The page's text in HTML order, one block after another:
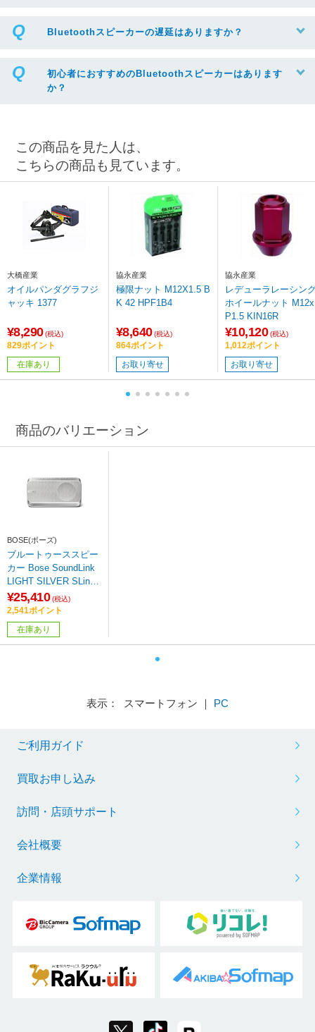
Bluetoothスピーカーの遅延はありますか？
初心者におすすめのBluetoothスピーカーはあります
か？
この商品を見た人は、
こちらの商品も見ています。
大橋産業
オイルパンダグラフジ
ャッキ 1377
¥8,290 (税込)
829ポイント
在庫あり
協永産業
極限ナット M12X1.5 B
K 42 HPF1B4
¥8,640 (税込)
864ポイント
お取り寄せ
協永産業
レデューラレーシン
ホイールナット M12x
P1.5 KIN16R
¥10,120 (税込)
1,012ポイント
お取り寄せ
商品のバリエーション
BOSE(ボーズ)
ブルートゥーススピー
カー Bose SoundLink
LIGHT SILVER SLinkH
omeBTSPSLV ［Bluet
ooth対応 /Wi-Fi非対
応］
¥25,410 (税込)
2,541ポイント
在庫あり
表示： スマートフォン ｜ PC
ご利用ガイド
買取お申し込み
訪問・店頭サポート
会社概要
企業情報